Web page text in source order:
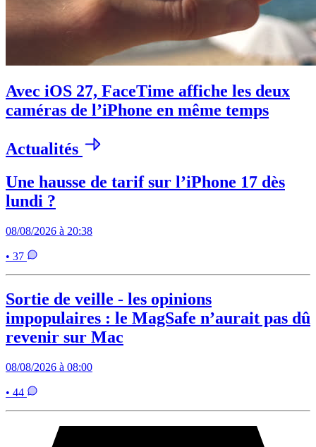
Avec iOS 27, FaceTime affiche les deux
caméras de l’iPhone en même temps
Actualités
Une hausse de tarif sur l’iPhone 17 dès
lundi ?
08/08/2026 à 20:38
• 37
Sortie de veille - les opinions
impopulaires : le MagSafe n’aurait pas dû
revenir sur Mac
08/08/2026 à 08:00
• 44